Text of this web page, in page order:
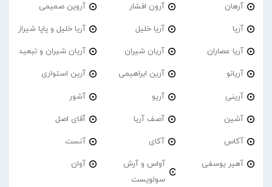
آرهان آرون افشار آروین صمیمی
آریا آریا خلیل آریا خلیل و پاپا شیراز
آریا عصاران آریان شیران آریان شیران و تبعید
آریانو آرین ابراهیمی آرین استواری
آرینی آریو آشور
آشین آصف آریا آقای اصل
آکاس آکای آنست
آهیر یوسفی
آواس و آرش
سولویست
آوان